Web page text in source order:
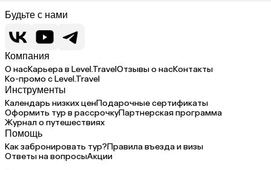
Будьте с нами
Компания
О насКарьера в Level.TravelОтзывы о насКонтакты
Ко-промо с Level.Travel
Инструменты
Календарь низких ценПодарочные сертификаты
Оформить тур в рассрочкуПартнерская программа
Журнал о путешествиях
Помощь
Как забронировать тур?Правила въезда и визы
Ответы на вопросыАкции